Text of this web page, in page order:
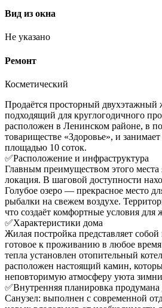
Вид из окна
Не указано
Ремонт
Косметический
Продаётся просторный двухэтажный
подходящий для круглогодичного
расположен в Ленинском районе, в
товариществе «Здоровье», и
площадью 10 соток.
✅Расположение и инфраструктура
Главным преимуществом этого места
локация. В шаговой доступности
Голубое озеро — прекрасное место
рыбалки на свежем воздухе.
что создаёт комфортные условия для
✅Характеристики дома
Жилая постройка представляет собой
готовое к проживанию в любое
тепла установлен отопительный
расположен настоящий камин,
неповторимую атмосферу уюта
✅Внутренняя планировка продумана
Санузел: выполнен с современной